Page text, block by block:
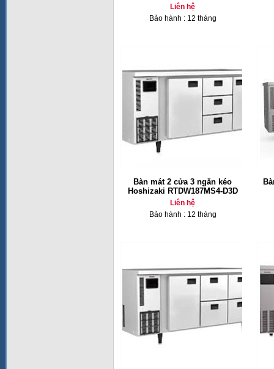
Liên hệ
Bảo hành : 12 tháng
Bàn mát 2 cửa 3 ngăn kéo
Hoshizaki RTDW187MS4-D3D
Liên hệ
Bảo hành : 12 tháng